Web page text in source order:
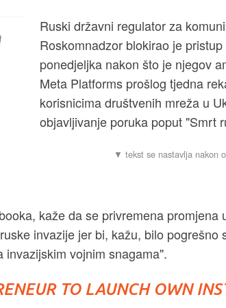
Ruski državni regulator za
Roskomnadzor blokirao je
ponedjeljka nakon što je njegov
Meta Platforms prošlog tjedna
korisnicima društvenih mreža u
objavljivanje poruka poput "Smrt
kaže da se privremena promjena
invazije jer bi, kažu, bilo pogrešno
vojnim snagama".
TO LAUNCH OWN